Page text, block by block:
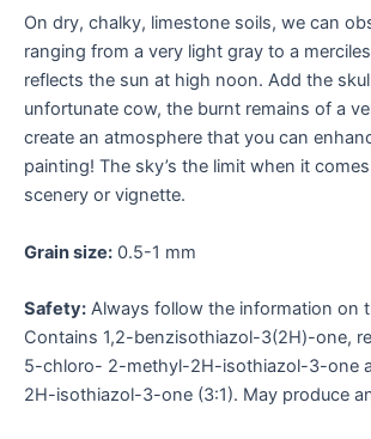
On dry, chalky, limestone soils, we can
ranging from a very light gray to a
reflects the sun at high noon. Add the
unfortunate cow, the burnt remains of a
create an atmosphere that you can
painting! The sky’s the limit when it
scenery or vignette.
Grain size: 0.5-1 mm
Safety: Always follow the information on
Contains 1,2-benzisothiazol-3(2H)-one,
5-chloro- 2-methyl-2H-isothiazol-3-one
2H-isothiazol-3-one (3:1). May produce